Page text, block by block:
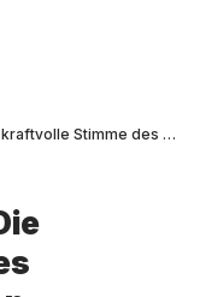
modernen deutschen Schauspiels